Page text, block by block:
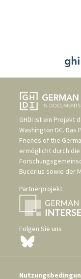
GHDI ist ein Projekt
Washington DC. Das
Friends of the
ermöglicht durch
Bucerius sowie der
Partnerprojekt
Folgen Sie uns